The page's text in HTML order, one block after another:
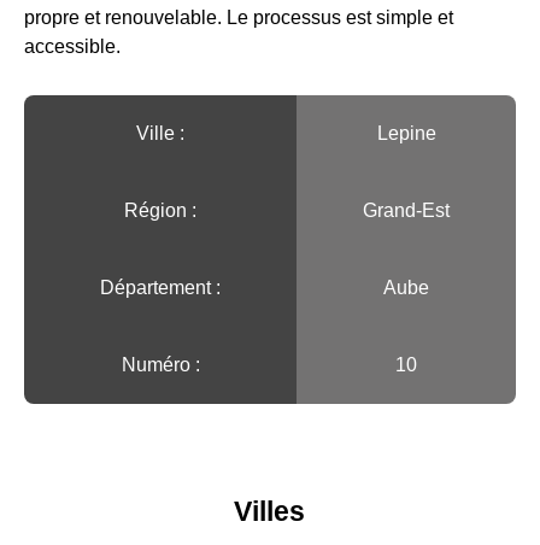
propre et renouvelable. Le processus est simple et
accessible.
Ville :️ Lepine
Région :️ Grand-Est
Département : Aube
Numéro : 10
Villes